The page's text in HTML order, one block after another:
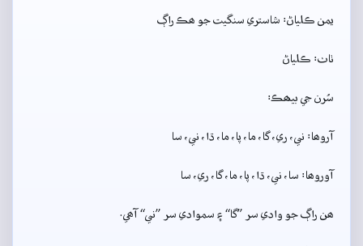
يمن ڪلياڻ: شاستري سنگيت جو ھڪ راڳ
ٺاٺ: ڪلياڻ
سُرن جي بيھڪ:
آروھا: ني، ري، گا، ما، پا، ما، ڌا، ني، سا
آوروھا: سا، ني، ڌا، پا، ما، گا، ري، سا
ھن راڳ جو وادي سر ”گا“ ۽ سموادي سر ”ني“ آھي.